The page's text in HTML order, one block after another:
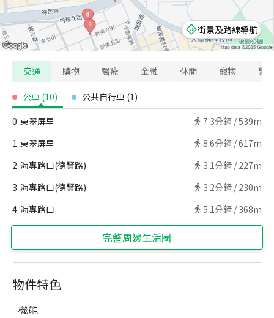
物件特色
機能
街景及路線導航
交通 購物 醫療 金融 休閒 寵物 警
公車 (10) 公共自行車 (1)
0 東翠屏里 7.3分鐘 /539m
1 東翠屏里 8.6分鐘 /617m
2 海專路口(德賢路) 3.1分鐘 / 227m
3 海專路口(德賢路) 3.2分鐘 / 230m
4 海專路口 5.1分鐘 / 368m
完整周邊生活圈